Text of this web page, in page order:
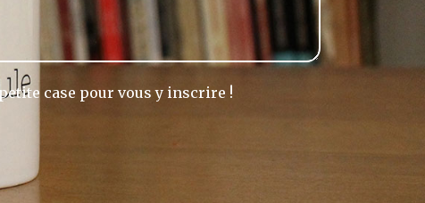
case pour vous y inscrire !